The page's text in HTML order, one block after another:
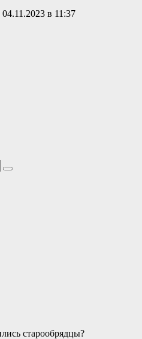
04.11.2023 в 11:37
старообрядцы?